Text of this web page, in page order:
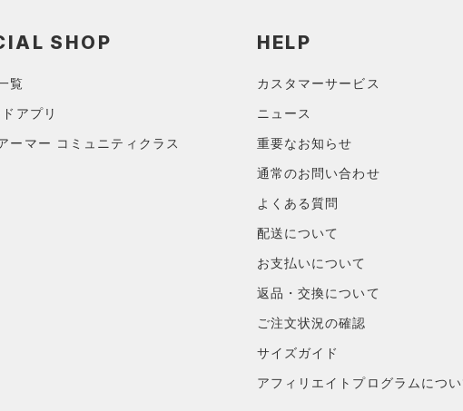
SHOP
覧
アプリ
ーマー コミュニティクラス
HELP
カスタマーサービス
ニュース
重要なお知らせ
通常のお問い合わせ
よくある質問
配送について
お支払いについて
返品・交換について
ご注文状況の確認
サイズガイド
アフィリエイトプログラムについ